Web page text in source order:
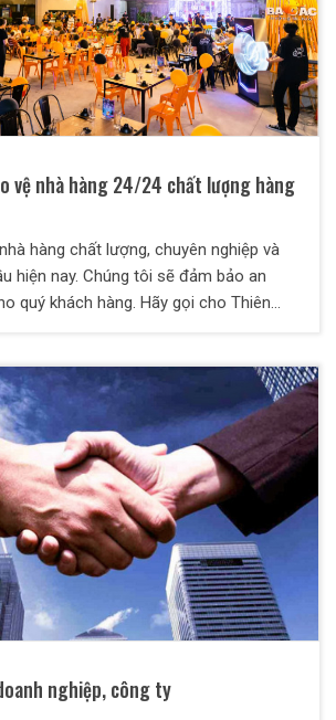
vệ nhà hàng 24/24 chất lượng hàng
hàng chất lượng, chuyên nghiệp và
hiện nay. Chúng tôi sẽ đảm bảo an
quý khách hàng. Hãy gọi cho Thiên
nghiệp, công ty